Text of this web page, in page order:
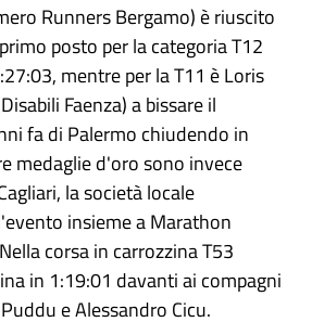
Runners Bergamo) è riuscito
posto per la categoria T12
mentre per la T11 è Loris
Faenza) a bissare il
fa di Palermo chiudendo in
medaglie d'oro sono invece
la società locale
insieme a Marathon
corsa in carrozzina T53
in 1:19:01 davanti ai compagni
e Alessandro Cicu.